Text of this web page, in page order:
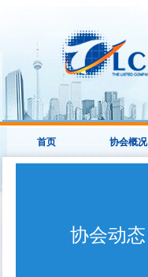
首页 协会概况
协会动态